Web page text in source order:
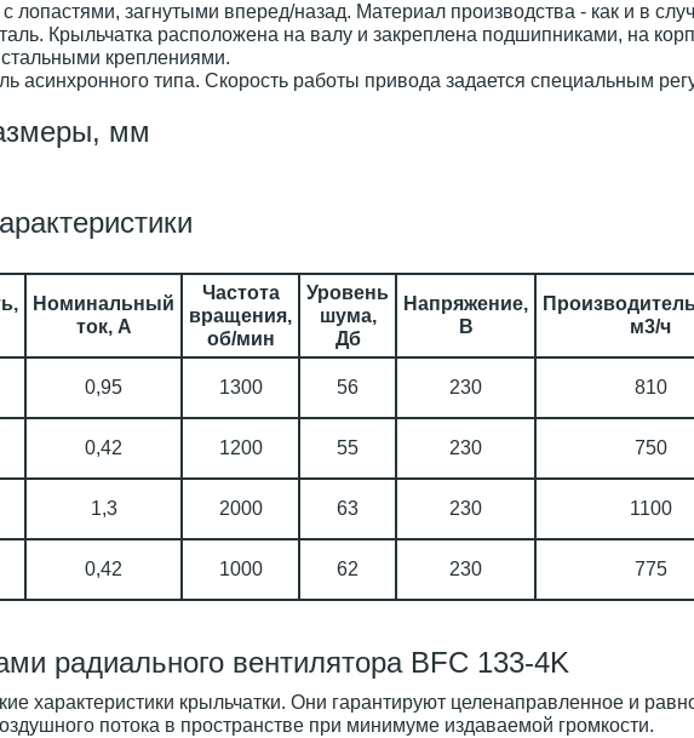
лопастями, загнутыми вперед/назад. Материал производства - как и в
Крыльчатка расположена на валу и закреплена подшипниками, на
креплениями.
асинхронного типа. Скорость работы привода задается специальным
мм
Номинальный
ток, А
Частота
вращения,
об/мин
Уровень
шума,
Дб
Напряжение,
В
м3/ч
0,95 1300 56 230 810
0,42 1200 55 230 750
1,3 2000 63 230 1100
0,42 1000 62 230 775
радиального вентилятора BFC 133-4K
характеристики крыльчатки. Они гарантируют целенаправленное и
потока в пространстве при минимуме издаваемой громкости.